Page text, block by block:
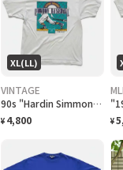
XL(LL)
VINTAGE
90s "Hardin Simmons University Cowboy Baseball" T-Shirt ハーディン シモンズ大学 カウボーイズベースボール Tシャツ [XL]
¥ 4,800 ¥